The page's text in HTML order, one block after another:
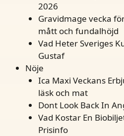
2026
Gravidmage vecka
mått och fundalhöjd
Vad Heter Sveriges
Gustaf
Nöje
Ica Maxi Veckans
läsk och mat
Dont Look Back In
Vad Kostar En
Prisinfo